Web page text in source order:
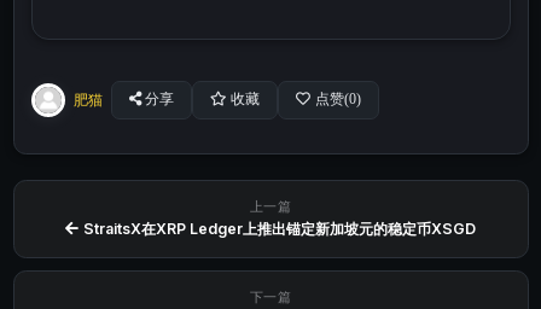
肥猫 分享 收藏 点赞(0)
上一篇
StraitsX在XRP Ledger上推出锚定新加坡元的稳定币XSGD
下一篇